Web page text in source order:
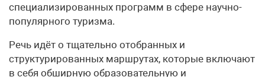
специализированных программ в сфере научно-
популярного туризма.
Речь идёт о тщательно отобранных и
структурированных маршрутах, которые включают
в себя обширную образовательную и